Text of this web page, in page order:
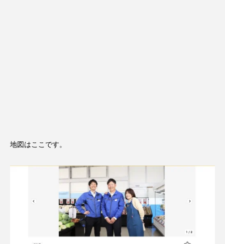
地図はここです。